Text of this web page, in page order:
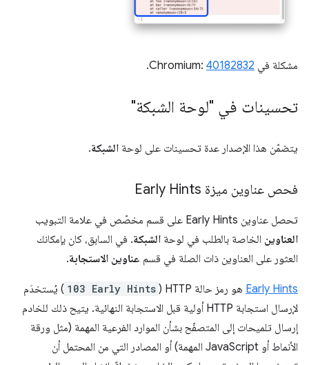
مشكلة في Chromium: 40182832
.
تحسينات في "لوحة الشبكة"
يتضمّن هذا الإصدار عدة تحسينات على لوحة الشبكة.
فحص عناوين ميزة Early Hints
تحصل عناوين Early Hints على قسم مخصّص في علامة التبويب
العناوين الخاصة بالطلب في لوحة الشبكة. في السابق، كان بإمكانك
العثور على العناوين ذات الصلة في قسم عناوين الاستجابة.
Early Hints هو رمز حالة HTTP ( 103 Early Hints ) يُستخدَم
لإرسال استجابة HTTP أولية قبل الاستجابة النهائية. يتيح ذلك للخادم
إرسال تلميحات إلى المتصفّح بشأن الموارد الفرعية المهمة (مثل ورقة
الأنماط أو JavaScript المهمة) أو المصادر التي من المحتمل أن